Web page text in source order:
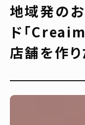
地域発の
ド「
店舗を作